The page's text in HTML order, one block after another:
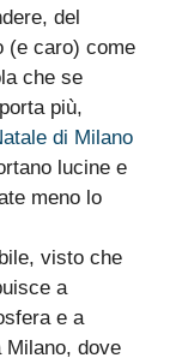
del
(e caro) come
che se
più,
di Milano
lucine e
meno lo
visto che
a
e a
Milano, dove